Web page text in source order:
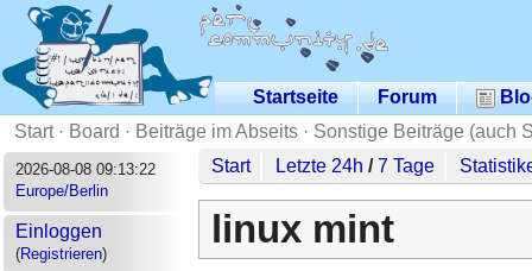
Startseite Forum
Start· Board · Beiträge im Abseits · Sonstige Beiträge (auch
2026-08-08 09:13:22
Europe/Berlin
Einloggen
(Registrieren)
Start Letzte 24h /7 Tage
linux mint